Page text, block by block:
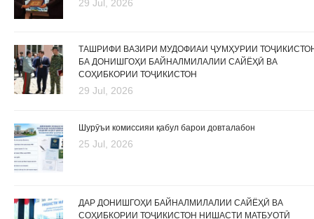
29 Jul, 2026
ТАШРИФИ ВАЗИРИ МУДОФИАИ ҶУМҲУРИИ
БА ДОНИШГОҲИ БАЙНАЛМИЛАЛИИ САЙЁҲӢ ВА
СОҲИБКОРИИ ТОҶИКИСТОН
29 Jul, 2026
Шурӯъи комиссияи қабул барои довталабон
25 Jul, 2026
ДАР ДОНИШГОҲИ БАЙНАЛМИЛАЛИИ САЙЁҲӢ ВА
СОҲИБКОРИИ ТОҶИКИСТОН НИШАСТИ МАТБУОТӢ